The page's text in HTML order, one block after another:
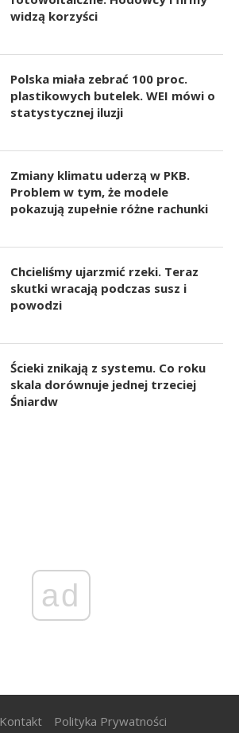
widzą korzyści
Polska miała zebrać 100 proc.
plastikowych butelek. WEI mówi o
statystycznej iluzji
Zmiany klimatu uderzą w PKB.
Problem w tym, że modele
pokazują zupełnie różne rachunki
Chcieliśmy ujarzmić rzeki. Teraz
skutki wracają podczas susz i
powodzi
Ścieki znikają z systemu. Co roku
skala dorównuje jednej trzeciej
Śniardw
ad
Kontakt Polityka Prywatności